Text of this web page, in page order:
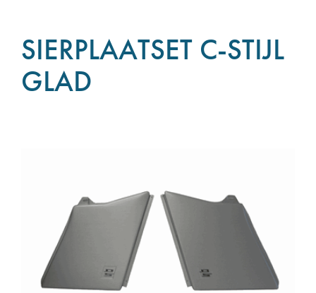
SIERPLAATSET C-STIJL
GLAD